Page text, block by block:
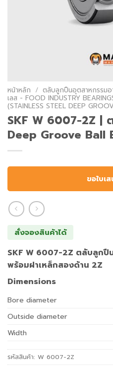
หน้าหลัก / ตลับลูกปืนอุตสาหกรรม
เลส - FOOD INDUSTRY
(STAINLESS STEEL DEEP
SKF W 6007-2Z |
Deep Groove Ball
ขอใบเ
สั่งจองสินค้าได้
SKF W 6007-2Z ตลับลูกปื
พร้อมฝาเหล็กสองด้าน 2Z
Dimensions
Bore diameter
Outside diameter
Width
รหัสสินค้า: W 6007-2Z